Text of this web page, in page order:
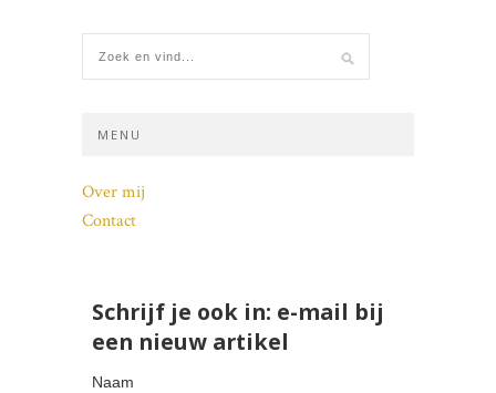
MENU
Over mij
Contact
Schrijf je ook in: e-mail bij
een nieuw artikel
Naam